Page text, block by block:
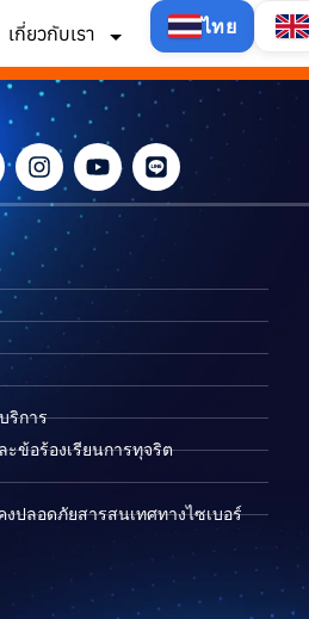
เกี่ยวกับเรา ไทย
ริการ
ะข้อร้องเรียนการทุจริต
ปลอดภัยสารสนเทศทางไซเบอร์